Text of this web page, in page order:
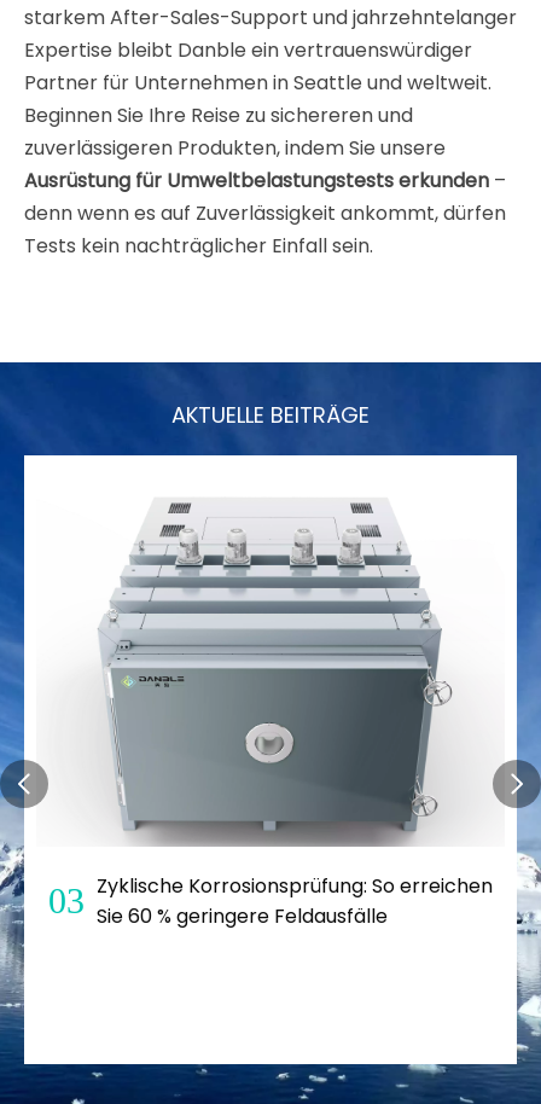
starkem After-Sales-Support und jahrzehntelanger
Expertise bleibt Danble ein vertrauenswürdiger
Partner für Unternehmen in Seattle und weltweit.
Beginnen Sie Ihre Reise zu sichereren und
zuverlässigeren Produkten, indem Sie unsere
Ausrüstung für Umweltbelastungstests erkunden –
denn wenn es auf Zuverlässigkeit ankommt, dürfen
Tests kein nachträglicher Einfall sein.
AKTUELLE BEITRÄGE
04 Die fünf häufigsten Ursachen für
störende Ausfälle in ESS-Kammern (und